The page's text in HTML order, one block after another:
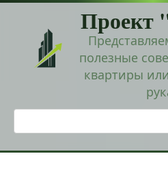
Перейти
Проект
полезные
квартиры
Поиск: